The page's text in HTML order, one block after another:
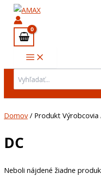
Preskočiť
obsah
for:
Domov/ Produkt Výrobcovia
DC
Neboli nájdené žiadne